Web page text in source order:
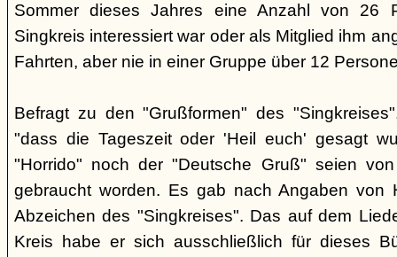
Sommer dieses Jahres eine Anzahl von 26
Singkreis interessiert war oder als Mitglied ihm
Fahrten, aber nie in einer Gruppe über 12
Befragt zu den "Grußformen" des
"dass die Tageszeit oder 'Heil euch' gesagt
"Horrido" noch der "Deutsche Gruß" seien
gebraucht worden. Es gab nach Angaben von
Abzeichen des "Singkreises". Das auf dem
Kreis habe er sich ausschließlich für dieses